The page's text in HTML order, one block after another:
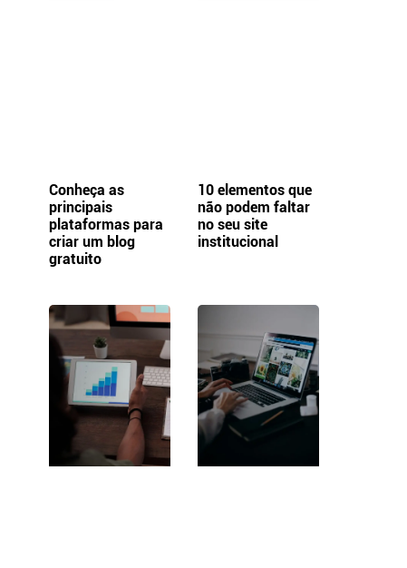
Conheça as
principais
plataformas para
criar um blog
gratuito
10 elementos que
não podem faltar
no seu site
institucional